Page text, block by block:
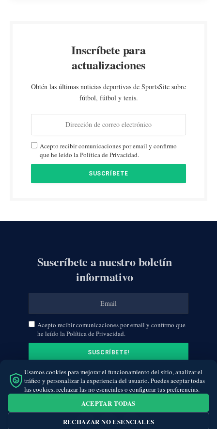
Inscríbete para
actualizaciones
Obtén las últimas noticias deportivas de SportsSite sobre
fútbol, fútbol y tenis.
Acepto recibir comunicaciones por email y confirmo
que he leído la Política de Privacidad.
FacebookTwitter Instagram
Suscríbete a nuestro boletín
informativo
Acepto recibir comunicaciones por email y confirmo que
he leído la Política de Privacidad.
Usamos cookies para mejorar el funcionamiento del sitio, analizar el
tráfico y personalizar la experiencia del usuario. Puedes aceptar todas
las cookies, rechazar las no esenciales o configurar tus preferencias.
ACEPTAR TODAS
RECHAZAR NO ESENCIALES